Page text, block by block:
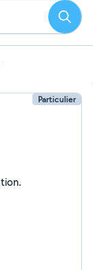
Particulier
présentation.